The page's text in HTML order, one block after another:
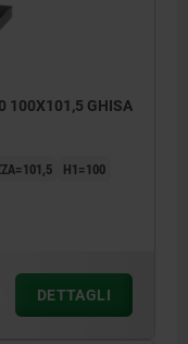
100X101,5 GHISA
H1=100
DETTAGLI